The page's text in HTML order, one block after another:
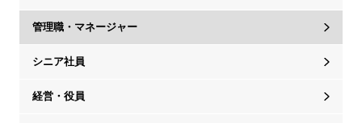
管理職・マネージャー
シニア社員
経営・役員